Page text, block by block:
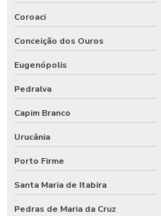
Coroaci
Conceição dos Ouros
Eugenópolis
Pedralva
Capim Branco
Urucânia
Porto Firme
Santa Maria de Itabira
Pedras de Maria da Cruz